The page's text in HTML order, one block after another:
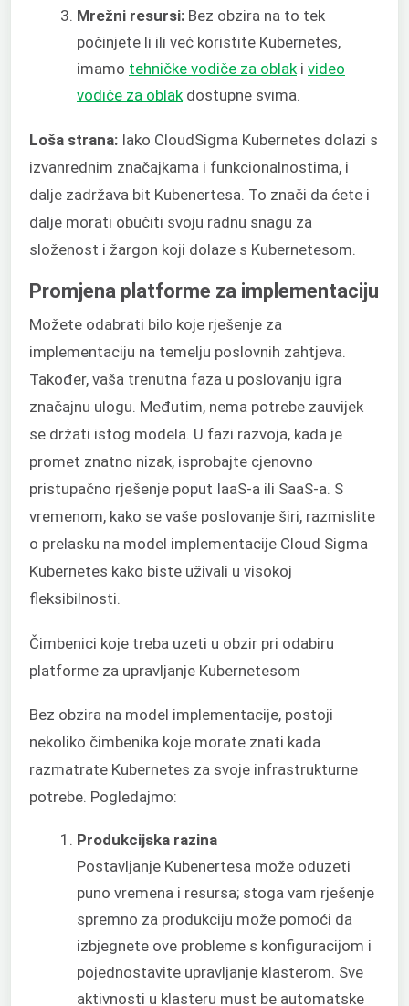
Mrežni resursi: Bez obzira na to tek
počinjete li ili već koristite Kubernetes,
imamo tehničke vodiče za oblaki video
vodiče za oblakdostupne svima.
Loša strana: Iako CloudSigma Kubernetes dolazi s
izvanrednim značajkama i funkcionalnostima, i
dalje zadržava bit Kubenertesa. To znači da ćete i
dalje morati obučiti svoju radnu snagu za
složenost i žargon koji dolaze s Kubernetesom.
Promjena platforme za implementaciju
Možete odabrati bilo koje rješenje za
implementaciju na temelju poslovnih zahtjeva.
Također, vaša trenutna faza u poslovanju igra
značajnu ulogu. Međutim, nema potrebe zauvijek
se držati istog modela. U fazi razvoja, kada je
promet znatno nizak, isprobajte cjenovno
pristupačno rješenje poput IaaS-a ili SaaS-a. S
vremenom, kako se vaše poslovanje širi, razmislite
o prelasku na model implementacije Cloud Sigma
Kubernetes kako biste uživali u visokoj
fleksibilnosti.
Čimbenici koje treba uzeti u obzir pri odabiru
platforme za upravljanje Kubernetesom
Bez obzira na model implementacije, postoji
nekoliko čimbenika koje morate znati kada
razmatrate Kubernetes za svoje infrastrukturne
potrebe. Pogledajmo:
Produkcijska razina
Postavljanje Kubenertesa može oduzeti
puno vremena i resursa; stoga vam rješenje
spremno za produkciju može pomoći da
izbjegnete ove probleme s konfiguracijom i
pojednostavite upravljanje klasterom. Sve
aktivnosti u klasteru must be automatske